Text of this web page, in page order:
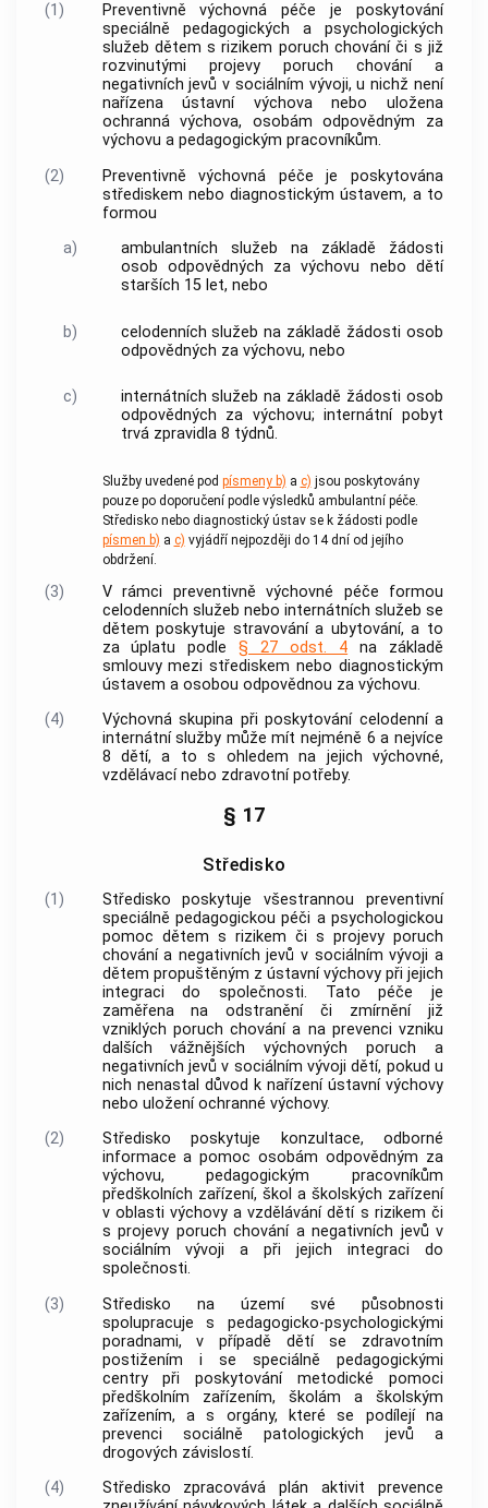
(1)
Preventivně výchovná péče je poskytování
speciálně pedagogických a psychologických
služeb dětem s rizikem poruch chování či s již
rozvinutými projevy poruch chování a
negativních jevů v sociálním vývoji, u nichž není
nařízena ústavní výchova nebo uložena
ochranná výchova, osobám odpovědným za
výchovu a pedagogickým pracovníkům.
(2)
Preventivně výchovná péče je poskytována
střediskem nebo diagnostickým ústavem, a to
formou
a)
ambulantních služeb na základě žádosti
osob odpovědných za výchovu nebo dětí
starších 15 let, nebo
b)
celodenních služeb na základě žádosti osob
odpovědných za výchovu, nebo
c)
internátních služeb na základě žádosti osob
odpovědných za výchovu; internátní pobyt
trvá zpravidla 8 týdnů.
Služby uvedené pod písmeny b) a c) jsou poskytovány
pouze po doporučení podle výsledků ambulantní péče.
Středisko nebo diagnostický ústav se k žádosti podle
písmen b) a c) vyjádří nejpozději do 14 dní od jejího
obdržení.
(3)
V rámci preventivně výchovné péče formou
celodenních služeb nebo internátních služeb se
dětem poskytuje stravování a ubytování, a to
za úplatu podle§ 27 odst. 4 na základě
smlouvy mezi střediskem nebo diagnostickým
ústavem a osobou odpovědnou za výchovu.
(4)
Výchovná skupina při poskytování celodenní a
internátní služby může mít nejméně 6 a nejvíce
8 dětí, a to s ohledem na jejich výchovné,
vzdělávací nebo zdravotní potřeby.
§ 17
Středisko
(1)
Středisko poskytuje všestrannou preventivní
speciálně pedagogickou péči a psychologickou
pomoc dětem s rizikem či s projevy poruch
chování a negativních jevů v sociálním vývoji a
dětem propuštěným z ústavní výchovy při jejich
integraci do společnosti. Tato péče je
zaměřena na odstranění či zmírnění již
vzniklých poruch chování a na prevenci vzniku
dalších vážnějších výchovných poruch a
negativních jevů v sociálním vývoji dětí, pokud u
nich nenastal důvod k nařízení ústavní výchovy
nebo uložení ochranné výchovy.
(2)
Středisko poskytuje konzultace, odborné
informace a pomoc osobám odpovědným za
výchovu, pedagogickým pracovníkům
předškolních zařízení, škol a školských zařízení
v oblasti výchovy a vzdělávání dětí s rizikem či
s projevy poruch chování a negativních jevů v
sociálním vývoji a při jejich integraci do
společnosti.
(3)
Středisko na území své působnosti
spolupracuje s pedagogicko-psychologickými
poradnami, v případě dětí se zdravotním
postižením i se speciálně pedagogickými
centry při poskytování metodické pomoci
předškolním zařízením, školám a školským
zařízením, a s orgány, které se podílejí na
prevenci sociálně patologických jevů a
drogových závislostí.
(4)
Středisko zpracovává plán aktivit prevence